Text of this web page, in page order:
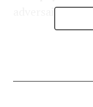
adversaire…